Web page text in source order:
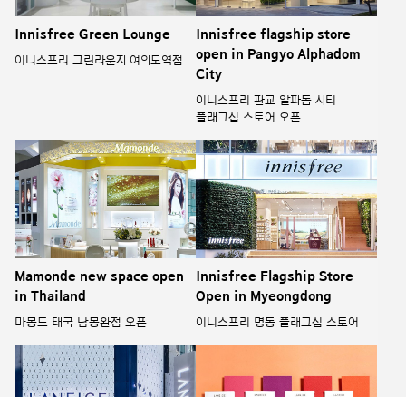
Innisfree Green Lounge
이니스프리 그린라운지 여의도역점
Innisfree flagship store
open in Pangyo Alphadom
City
이니스프리 판교 알파돔 시티
플래그십 스토어 오픈
Mamonde new space open
in Thailand
마몽드 태국 남몽완점 오픈
Innisfree Flagship Store
Open in Myeongdong
이니스프리 명동 플래그십 스토어